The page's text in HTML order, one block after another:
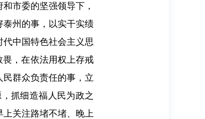
市委的坚强领导下，
州的事，以实干实绩
中国特色社会主义思
畏，在依法用权上存戒
群众负责任的事，立
抓细造福人民为政之
关注路堵不堵、晚上